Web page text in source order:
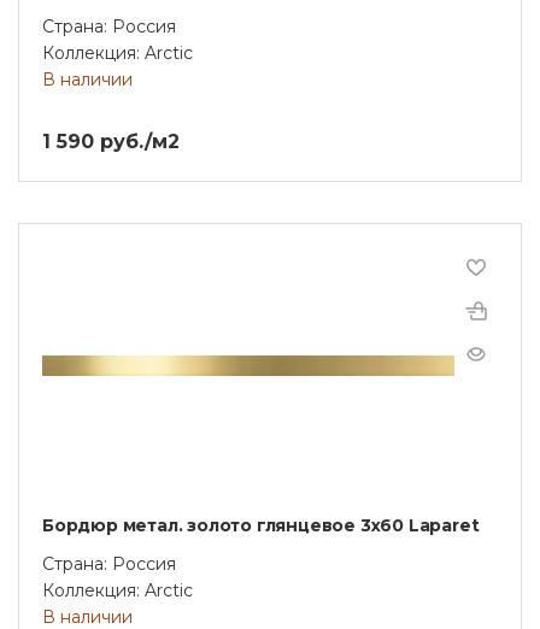
Страна: Россия
Коллекция: Arctic
В наличии
1 590 руб./м2
Бордюр метал. золото глянцевое 3х60 Laparet
Страна: Россия
Коллекция: Arctic
В наличии